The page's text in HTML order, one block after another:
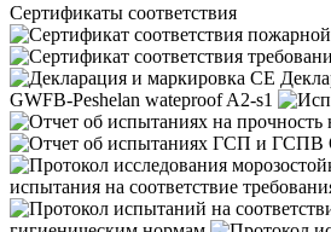
Сертификаты соответствия
GWFB-Peshelan wateproof A2-s1
испытания на соответствие